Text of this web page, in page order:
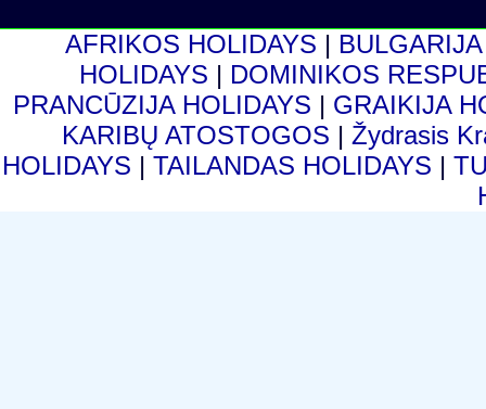
AFRIKOS HOLIDAYS |
HOLIDAYS | DOMINIKOS
PRANCŪZIJA HOLIDAYS | GRAIKIJA
KARIBŲ ATOSTOGOS |Žydrasis
HOLIDAYS |TAILANDAS HOLIDAYS |